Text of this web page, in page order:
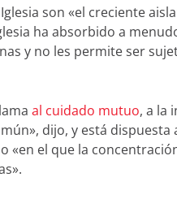
son «el creciente
ha absorbido a
y no les permite ser
al cuidado mutuo, a la
dijo, y está dispuesta
el que la